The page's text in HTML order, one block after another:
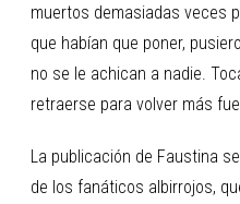
muertos demasiadas veces
que habían que poner,
no se le achican a nadie.
retraerse para volver más
La publicación de Faustina
de los fanáticos albirrojos,